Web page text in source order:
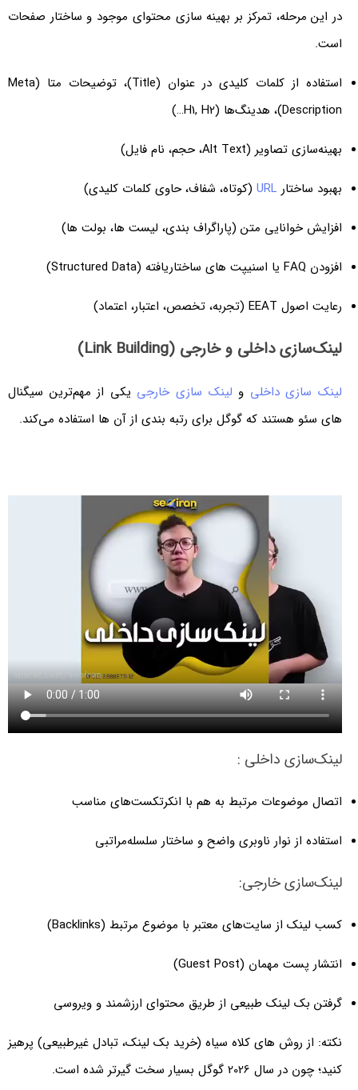
در این مرحله، تمرکز بر بهینه سازی محتوای موجود و ساختار صفحات
است.
استفاده از کلمات کلیدی در عنوان (Title)، توضیحات متا (Meta
Description)، هدینگ‌ها (H1, H2…)
بهینه‌سازی تصاویر (Alt Text، حجم، نام فایل)
بهبود ساختارURL(کوتاه، شفاف، حاوی کلمات کلیدی)
افزایش خوانایی متن (پاراگراف بندی، لیست ها، بولت ها)
افزودن FAQ یا اسنیپت های ساختار‌یافته (Structured Data)
رعایت اصول EEAT (تجربه، تخصص، اعتبار، اعتماد)
لینک‌سازی داخلی و خارجی (Link Building)
لینک‌ سازی داخلیو لینک سازی خارجییکی از مهم‌ترین سیگنال‌
های سئو هستند که گوگل برای رتبه‌ بندی از آن‌ ها استفاده می‌کند.
لینک‌سازی داخلی :
اتصال موضوعات مرتبط به هم با انکرتکست‌های مناسب
استفاده از نوار ناوبری واضح و ساختار سلسله‌مراتبی
لینک‌سازی خارجی:
کسب لینک از سایت‌های معتبر با موضوع مرتبط (Backlinks)
انتشار پست مهمان (Guest Post)
گرفتن بک‌ لینک طبیعی از طریق محتوای ارزشمند و ویروسی
نکته: از روش‌ های کلاه سیاه (خرید بک لینک، تبادل غیرطبیعی) پرهیز
کنید؛ چون در سال 2026 گوگل بسیار سخت گیرتر شده است.